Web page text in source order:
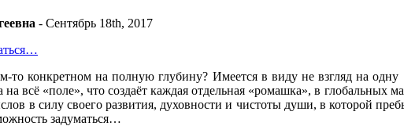
- Сентябрь 18th, 2017
то конкретном на полную глубину? Имеется в виду не взгляд на
на всё «поле», что создаёт каждая отдельная «ромашка», в
в силу своего развития, духовности и чистоты души, в которой
задуматься…